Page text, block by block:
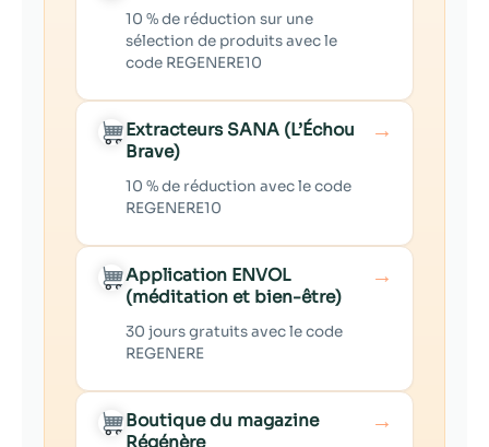
10 % de réduction sur une
sélection de produits avec le
code REGENERE10
Extracteurs SANA (L’Échou
Brave)
10 % de réduction avec le code
REGENERE10
→
Application ENVOL
(méditation et bien-être)
30 jours gratuits avec le code
REGENERE
→
Boutique du magazine
Régénère
→